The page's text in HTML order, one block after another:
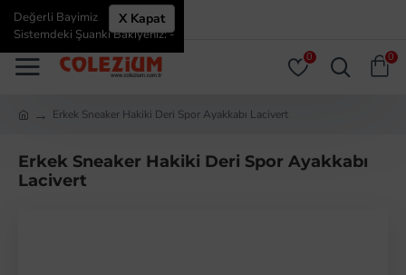
ÜYE GIRIŞI ÜYE OL
0 0
X Kapat
Değerli Bayimiz
Sistemdeki Şuanki Bakiyeniz: -
Erkek Sneaker Hakiki Deri Spor Ayakkabı Lacivert
Erkek Sneaker Hakiki Deri Spor Ayakkabı
Lacivert